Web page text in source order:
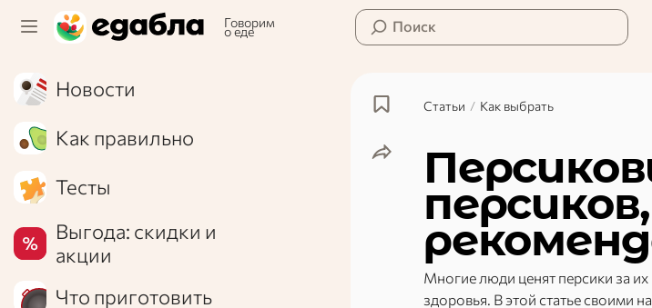
Говорим
о еде Поиск
Новости
Как правильно
Тесты
Выгода: скидки и
акции
Что приготовить
Статьи / Как выбрать
Многие люди ценят персики за
здоровья. В этой статье своими